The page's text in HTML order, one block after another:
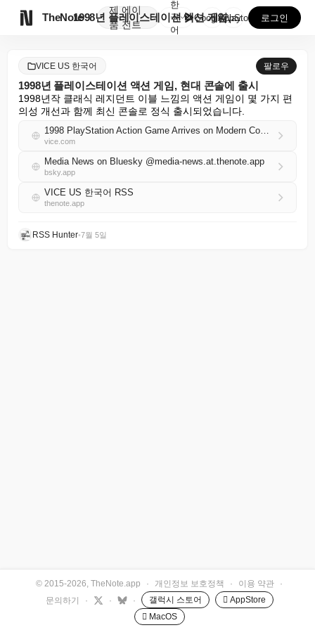
TheNote
제
품
에이
전트
1998년 플레이스테이션 액션 게임, 현대 콘솔에 출시
한
국
어
GooglePlay
AppStore 로그인
VICE US 한국어 팔로우
1998년 플레이스테이션 액션 게임, 현대 콘솔에 출시
1998년작 클래식 레지던트 이블 느낌의 액션 게임이 몇 가지 편
의성 개선과 함께 최신 콘솔로 정식 출시되었습니다.
1998 PlayStation Action Game Arrives on Modern Consoles
vice.com
Media News on Bluesky @media-news.at.thenote.app
bsky.app
VICE US 한국어 RSS
thenote.app
RSS Hunter•7월 5일
© 2015-2026, TheNote.app · 개인정보 보호정책 · 이용 약관
·
문의하기
· · · 갤럭시 스토어
 AppStore
 MacOS